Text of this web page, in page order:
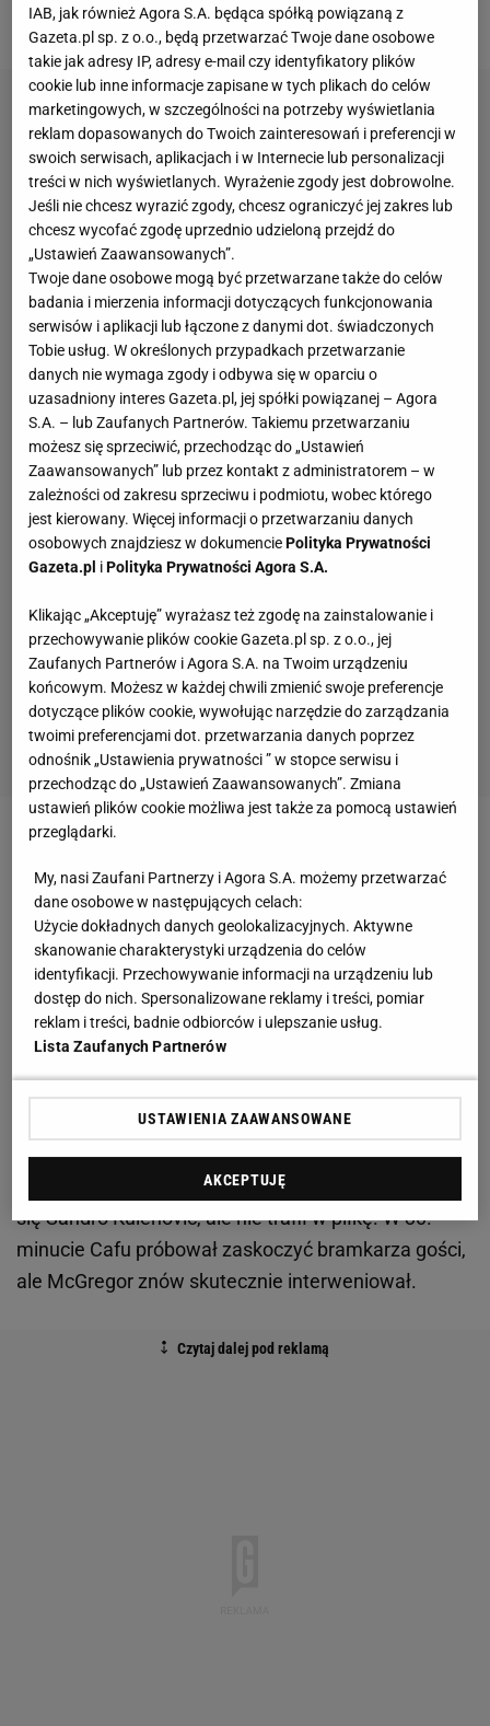
"Legii nie stać na to, żeby rezygnować z Carlitosa"
Zobacz wideo
LegiaWarszawa walczy o awans do fazy grupowej
Ligi Europy. W 4. rundzie eliminacji wicemistrzowie
Polski trafili na szkocki zespółRangers FC. W
pierwszymmeczuw Warszawie legioniści
zremisowali z Rangersami 0:0.
prowadzić już od 9. minuty, gdy Luquinhas minął
obrońcę, oddał strzał, ale dobrze obronił go Allan
McGregor. Minutę później w dobrej sytuacji znalazł
się Sandro Kulenović, ale nie trafił w piłkę. W 30.
minucie Cafu próbował zaskoczyć bramkarza gości,
ale McGregor znów skutecznie interweniował.
IAB, jak również Agora S.A. będąca spółką powiązaną z
Gazeta.pl sp. z o.o., będą przetwarzać Twoje dane osobowe
takie jak adresy IP, adresy e-mail czy identyfikatory plików
cookie lub inne informacje zapisane w tych plikach do celów
marketingowych, w szczególności na potrzeby wyświetlania
reklam dopasowanych do Twoich zainteresowań i preferencji w
swoich serwisach, aplikacjach i w Internecie lub personalizacji
treści w nich wyświetlanych. Wyrażenie zgody jest dobrowolne.
Jeśli nie chcesz wyrazić zgody, chcesz ograniczyć jej zakres lub
chcesz wycofać zgodę uprzednio udzieloną przejdź do
„Ustawień Zaawansowanych”.
Twoje dane osobowe mogą być przetwarzane także do celów
badania i mierzenia informacji dotyczących funkcjonowania
serwisów i aplikacji lub łączone z danymi dot. świadczonych
Tobie usług. W określonych przypadkach przetwarzanie
danych nie wymaga zgody i odbywa się w oparciu o
uzasadniony interes Gazeta.pl, jej spółki powiązanej – Agora
S.A. – lub Zaufanych Partnerów. Takiemu przetwarzaniu
możesz się sprzeciwić, przechodząc do „Ustawień
Zaawansowanych” lub przez kontakt z administratorem – w
zależności od zakresu sprzeciwu i podmiotu, wobec którego
jest kierowany. Więcej informacji o przetwarzaniu danych
osobowych znajdziesz w dokumenciePolityka Prywatności
Gazeta.pl iPolityka Prywatności Agora S.A.
Klikając „Akceptuję” wyrażasz też zgodę na zainstalowanie i
przechowywanie plików cookie Gazeta.pl sp. z o.o., jej
Zaufanych Partnerów i Agora S.A. na Twoim urządzeniu
końcowym. Możesz w każdej chwili zmienić swoje preferencje
dotyczące plików cookie, wywołując narzędzie do zarządzania
twoimi preferencjami dot. przetwarzania danych poprzez
odnośnik „Ustawienia prywatności ” w stopce serwisu i
przechodząc do „Ustawień Zaawansowanych”. Zmiana
ustawień plików cookie możliwa jest także za pomocą ustawień
przeglądarki.
My, nasi Zaufani Partnerzy i Agora S.A. możemy przetwarzać
dane osobowe w następujących celach:
Użycie dokładnych danych geolokalizacyjnych. Aktywne
skanowanie charakterystyki urządzenia do celów
identyfikacji. Przechowywanie informacji na urządzeniu lub
dostęp do nich. Spersonalizowane reklamy i treści, pomiar
reklam i treści, badnie odbiorców i ulepszanie usług.
Lista Zaufanych Partnerów
USTAWIENIA ZAAWANSOWANE
AKCEPTUJĘ